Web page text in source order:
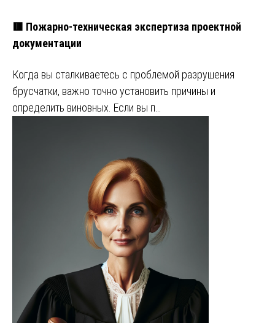
🟥 Пожарно-техническая экспертиза проектной
документации
Когда вы сталкиваетесь с проблемой разрушения
брусчатки, важно точно установить причины и
определить виновных. Если вы п…